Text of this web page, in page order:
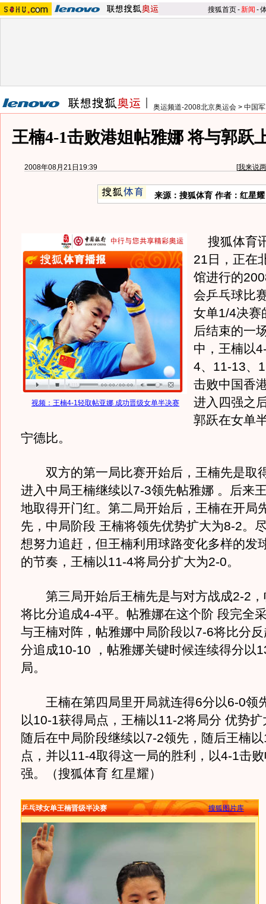
搜狐首页-新闻 -
奥运频道-2008北京奥运会 > 中国
王楠4-1击败港姐帖雅娜 将与郭跃
2008年08月21日19:39 [我来说
来源：搜狐体育 作者：红星耀
视频：王楠4-1轻取帖亚娜 成功晋级女单半决赛
搜狐体育
21日，正在
馆进行的
会乒乓球比
女单1/4决赛
后结束的一
中，王楠以
4、11-13、
击败中国香
进入四强之
郭跃在女单
宁德比。
双方的第一局比赛开始后，王楠先是取
进入中局王楠继续以7-3领先帖雅娜 。后来
地取得开门红。第二局开始后，王楠在开局
先，中局阶段 王楠将领先优势扩大为8-2。
想努力追赶，但王楠利用球路变化多样的发
的节奏，王楠以11-4将局分扩大为2-0。
第三局开始后王楠先是与对方战成2-2，
将比分追成4-4平。帖雅娜在这个阶 段完全
与王楠对阵，帖雅娜中局阶段以7-6将比分
分追成10-10 ，帖雅娜关键时候连续得分以
局。
王楠在第四局里开局就连得6分以6-0领
以10-1获得局点，王楠以11-2将局分 优势
随后在中局阶段继续以7-2领先，随后王楠
点，并以11-4取得这一局的胜利，以4-1击
强。（搜狐体育 红星耀）
乒乓球女单王楠晋级半决赛 搜狐图片库